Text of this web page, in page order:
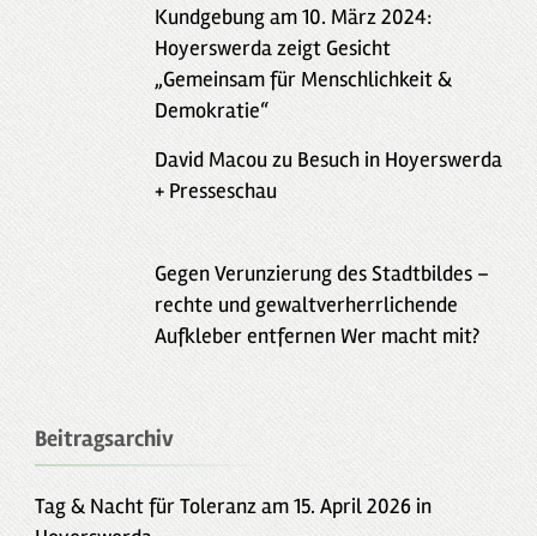
Kundgebung am 10. März 2024:
Hoyerswerda zeigt Gesicht
„Gemeinsam für Menschlichkeit &
Demokratie“
David Macou zu Besuch in Hoyerswerda
+ Presseschau
Gegen Verunzierung des Stadtbildes –
rechte und gewaltverherrlichende
Aufkleber entfernen Wer macht mit?
Beitragsarchiv
Tag & Nacht für Toleranz am 15. April 2026 in